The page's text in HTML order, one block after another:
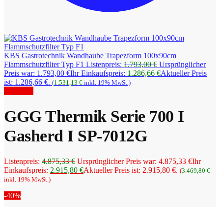
KBS Gastrotechnik Wandhaube Trapezform 100x90cm
Flammschutzfilter Typ F1 Listenpreis: 1.793,00€ Ursprünglicher
Preis war: 1.793,00 €Ihr Einkaufspreis: 1.286,66 €Aktueller Preis
ist: 1.286,66 €. (1.531,13 € inkl. 19% MwSt.)
GGG Thermik Serie 700 I
Gasherd I SP-7012G
Listenpreis: 4.875,33€ Ursprünglicher Preis war: 4.875,33 €Ihr
Einkaufspreis: 2.915,80 €Aktueller Preis ist: 2.915,80 €. (3.469,80 €
inkl. 19% MwSt.)
-40%